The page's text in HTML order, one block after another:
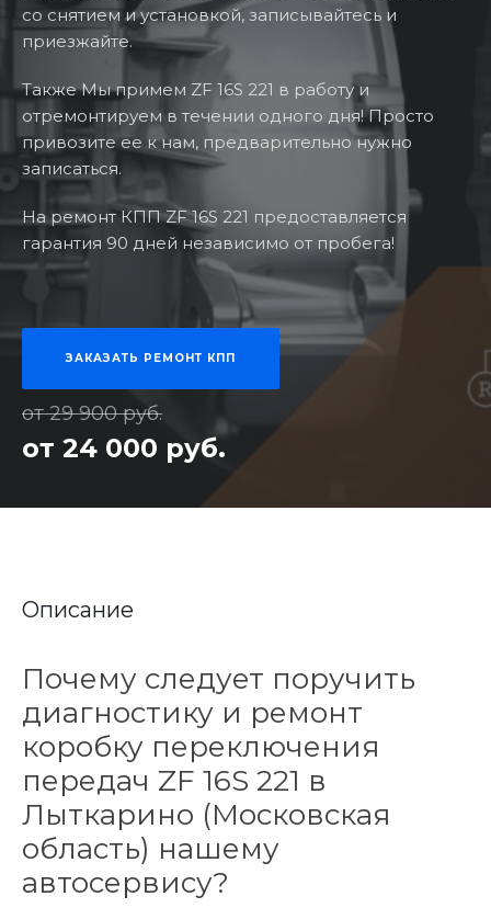
со снятием и установкой, записывайтесь и
приезжайте.
Также Мы примем ZF 16S 221 в работу и
отремонтируем в течении одного дня! Просто
привозите ее к нам, предварительно нужно
записаться.
На ремонт КПП ZF 16S 221 предоставляется
гарантия 90 дней независимо от пробега!
ЗАКАЗАТЬ РЕМОНТ КПП
от 29 900 руб.
от 24 000 руб.
Описание
Почему следует поручить
диагностику и ремонт
коробку переключения
передач ZF 16S 221 в
Лыткарино (Московская
область) нашему
автосервису?